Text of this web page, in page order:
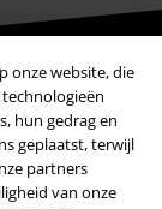
onze website, die
technologieën
hun gedrag en
geplaatst, terwijl
partners
van onze